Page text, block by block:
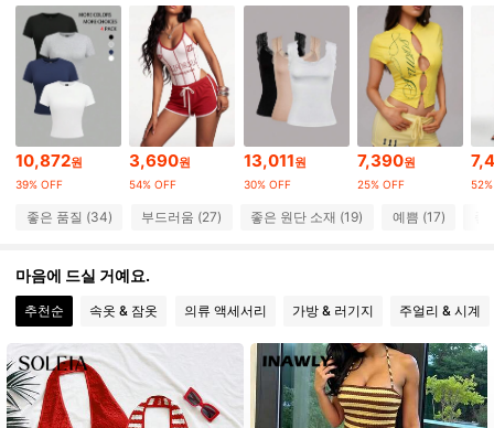
4.77 635 팔로워
635 팔로워
4.77 635 팔로워
10,872원
39% OFF
3,690원
54% OFF
13,011원
30% OFF
7,390원
25% OFF
좋은 품질 (34) 부드러움 (27) 좋은 원단 소재 (19) 예쁨 (17)
마음에 드실 거예요.
추천순 속옷 & 잠옷 의류 액세서리 가방 & 러기지 주얼리 & 시계